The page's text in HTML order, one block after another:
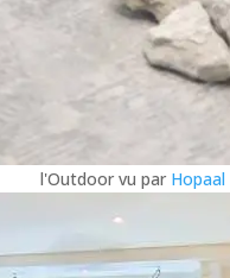
l'Outdoor vu par Hopaal